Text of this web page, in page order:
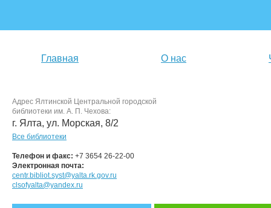
Главная О нас
Адрес Ялтинской Центральной городской
библиотеки им. А. П. Чехова:
г. Ялта, ул. Морская, 8/2
Все библиотеки
Телефон и факс: +7 3654 26-22-00
Электронная почта:
centr.bibliot.syst@yalta.rk.gov.ru
clsofyalta@yandex.ru